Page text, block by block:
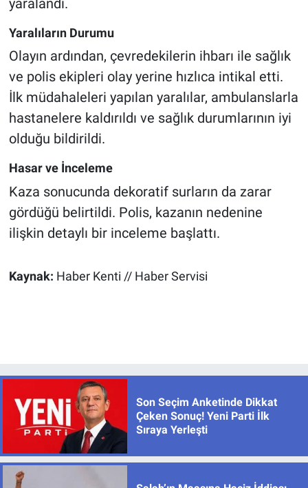
Yaralıların Durumu
Olayın ardından, çevredekilerin ihbarı ile sağlık
ve polis ekipleri olay yerine hızlıca intikal etti.
İlk müdahaleleri yapılan yaralılar, ambulanslarla
hastanelere kaldırıldı ve sağlık durumlarının iyi
olduğu bildirildi.
Hasar ve İnceleme
Kaza sonucunda dekoratif surların da zarar
gördüğü belirtildi. Polis, kazanın nedenine
ilişkin detaylı bir inceleme başlattı.
Kaynak: Haber Kenti // Haber Servisi
Son Seçim Anketinde Dikkat
Çeken Sonuç! Yeni Parti İlk
Sıraya Yerleşti